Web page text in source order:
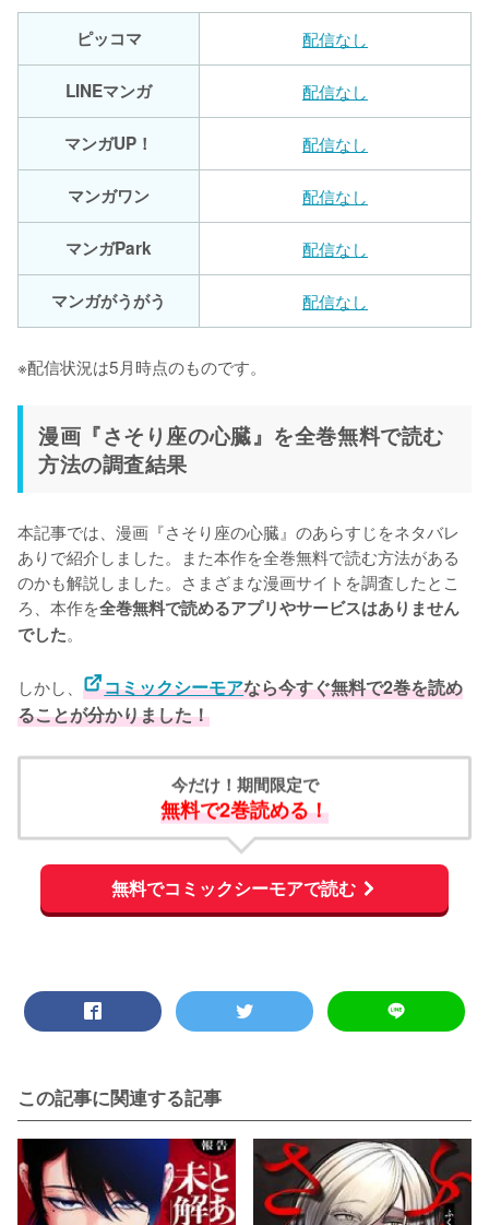
ピッコマ 配信なし
LINEマンガ 配信なし
マンガUP！ 配信なし
マンガワン 配信なし
マンガPark 配信なし
マンガがうがう 配信なし
※配信状況は5月時点のものです。
漫画『さそり座の心臓』を全巻無料で読む
方法の調査結果
本記事では、漫画『さそり座の心臓』のあらすじをネタバレ
ありで紹介しました。また本作を全巻無料で読む方法がある
のかも解説しました。さまざまな漫画サイトを調査したとこ
ろ、本作を全巻無料で読めるアプリやサービスはありません
でした。
しかし、 コミックシーモアなら今すぐ無料で2巻を読め
ることが分かりました！
今だけ！期間限定で
無料で2巻読める！
無料でコミックシーモアで読む
この記事に関連する記事